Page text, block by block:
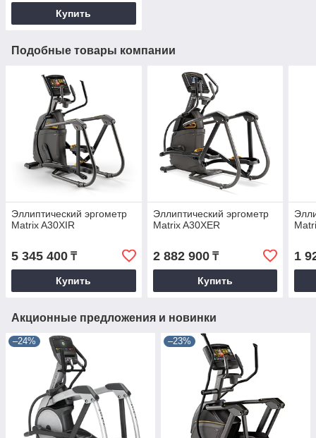
Купить
Подобные товары компании
Эллиптический эргометр
Matrix A30XIR
5 345 400 ₸
Купить
Эллиптический эргометр
Matrix A30XER
2 882 900₸
Купить
1
Акционные предложения и новинки
–24% –23%